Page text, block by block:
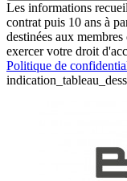
Les informations
contrat puis 10 ans à
destinées aux
exercer votre droit
Politique de